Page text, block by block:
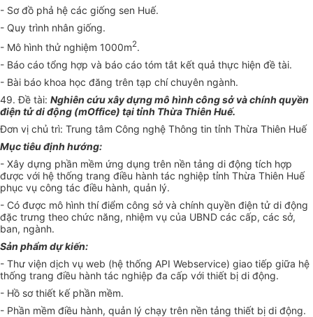
- Sơ đồ phả hệ các giống sen Huế.
- Quy trình nhân giống.
- Mô hình thử nghiệm 1000m2.
- Báo cáo tổng hợp và báo cáo tóm tắt kết quả thực hiện đề tài.
- Bài báo khoa học đăng trên tạp chí chuyên ngành.
49. Đề tài: Nghiên cứu xây dựng mô hình công sở và chính quyền
điện tử di động (mOffice) tại tỉnh Thừa Thiên Huế.
Đơn vị chủ trì: Trung tâm Công nghệ Thông tin tỉnh Thừa Thiên Huế
Mục tiêu định hướng:
- Xây dựng phần mềm ứng dụng trên nền tảng di động tích hợp
được với hệ thống trang điều hành tác nghiệp tỉnh Thừa Thiên Huế
phục vụ công tác điều hành, quản lý.
- Có được mô hình thí điểm công sở và chính quyền điện tử di động
đặc trưng theo chức năng, nhiệm vụ của UBND các cấp, các sở,
ban, ngành.
Sản phẩm dự kiến:
- Thư viện dịch vụ web (hệ thống API Webservice) giao tiếp giữa hệ
thống trang điều hành tác nghiệp đa cấp với thiết bị di động.
- Hồ sơ thiết kế phần mềm.
- Phần mềm điều hành, quản lý chạy trên nền tảng thiết bị di động.